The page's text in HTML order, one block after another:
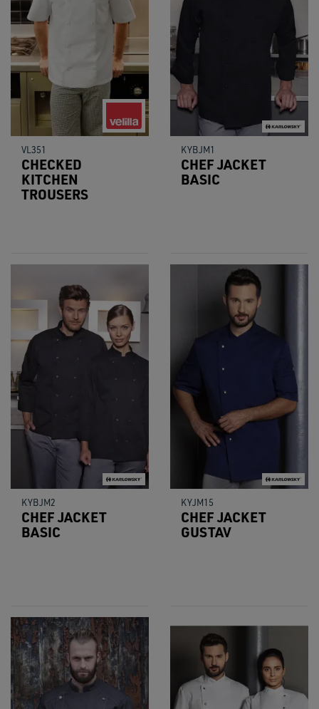
VL351
CHECKED
KITCHEN
TROUSERS
KYBJM1
CHEF JACKET
BASIC
KYBJM2
CHEF JACKET
BASIC
KYJM15
CHEF JACKET
GUSTAV